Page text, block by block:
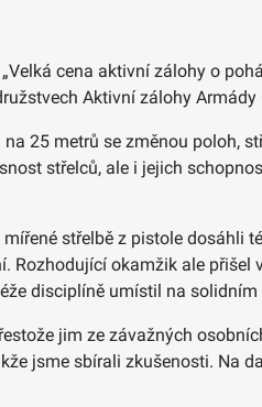
cena aktivní zálohy o
Aktivní zálohy Armády
25 metrů se změnou poloh,
střelců, ale i jejich
střelbě z pistole dosáhli
okamžik ale přišel
disciplíně umístil na solidním
jim ze závažných
jsme sbírali zkušenosti. Na